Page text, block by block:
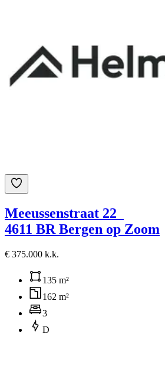
Meeussenstraat 22
4611 BR Bergen op Zoom
€ 375.000 k.k.
135 m²
162 m²
3
D